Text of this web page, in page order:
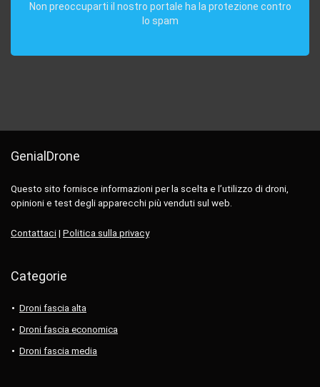
Non preoccuparti il nostro portale ha la protezione contro
lo spam
GenialDrone
Questo sito fornisce informazioni per la scelta e l’utilizzo di droni,
opinioni e test degli apparecchi più venduti sul web.
Contattaci | Politica sulla privacy
Categorie
Droni fascia alta
Droni fascia economica
Droni fascia media